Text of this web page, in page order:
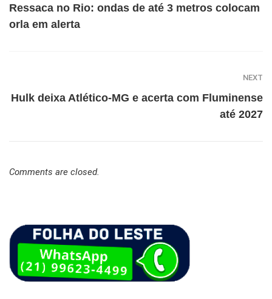
Ressaca no Rio: ondas de até 3 metros colocam
orla em alerta
NEXT
Hulk deixa Atlético-MG e acerta com Fluminense
até 2027
Comments are closed.